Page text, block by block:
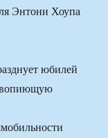
Энтони Хоупа
юбилей
вопиющую